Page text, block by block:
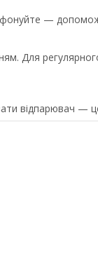
—
Для
відпарювач —